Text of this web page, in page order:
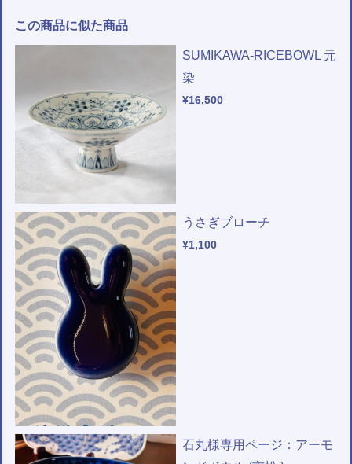
この商品に似た商品
SUMIKAWA-RICEBOWL 元
染
¥16,500
うさぎブローチ
¥1,100
石丸様専用ページ：アーモ